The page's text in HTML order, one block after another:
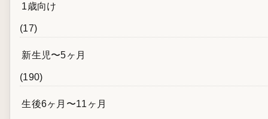
1歳向け
(17)
新生児〜5ヶ月
(190)
生後6ヶ月〜11ヶ月